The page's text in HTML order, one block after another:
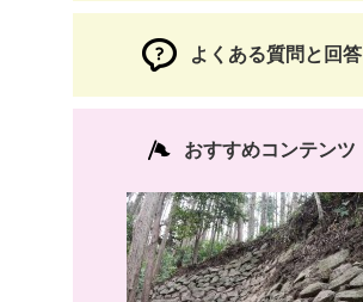
よくある質問と回答
おすすめコンテンツ